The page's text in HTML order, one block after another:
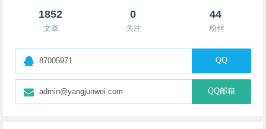
1852
文章
0
关注
44
粉丝
87005971 QQ
admin@yangjunwei.com QQ邮箱